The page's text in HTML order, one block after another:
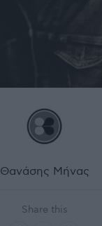
Θανάσης Μήνας
Share this